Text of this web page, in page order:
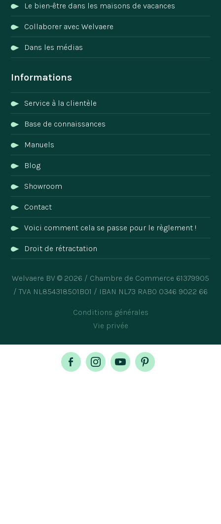
Le bien-être dans les maisons de vacances
Collaborer avec Welvaere
Dans les médias
Informations
Service à la clientèle
Base de connaissances
Manuels
Blog
Showroom
Contact
Voici comment cela se passe pour le règlement !
Droit de rétractation
Welvaere BV © 2026 / Chambre de Commerce 61379905
/ TVA NL854318501B01 / IBAN NL73 RABO 0346 9022 66
Conditions générales
Vie privée